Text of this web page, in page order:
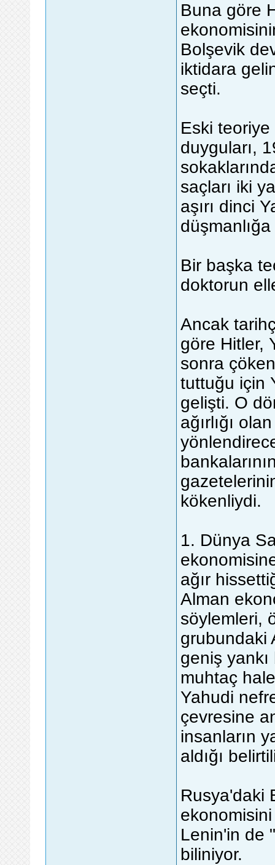
Buna göre
Bolşevik
iktidara
seçti.
Eski
duyguları,
saçları iki
aşırı dinci
Bir başka
doktorun
Ancak
göre Hitler,
sonra
tuttuğu için
gelişti. O
ağırlığı
kökenliydi.
1. Dünya
ağır
Alman
söylemleri,
grubundaki
geniş
muhtaç
Yahudi
çevresine
insanların
aldığı
Rusya'daki
Lenin'in de
biliniyor.